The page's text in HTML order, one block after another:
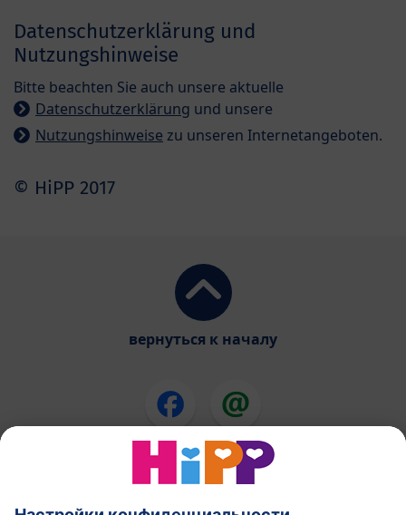
Datenschutzerklärung und
Nutzungshinweise
Bitte beachten Sie auch unsere aktuelle
Datenschutzerklärung und unsere
Nutzungshinweise zu unseren Internetangeboten.
© HiPP 2017
вернуться к началу